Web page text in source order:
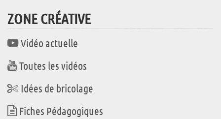
ZONE CRÉATIVE
Vidéo actuelle
Toutes les vidéos
Idées de bricolage
Fiches Pédagogiques